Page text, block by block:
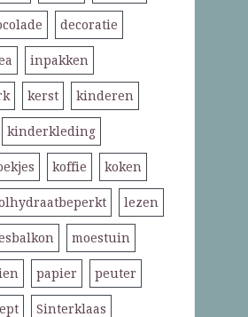
decoratie
inpakken
kerst kinderen
kinderkleding
koffie koken
lezen
moestuin
papier peuter
Sinterklaas